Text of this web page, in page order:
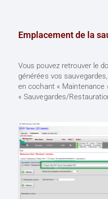
Emplacement de la
Vous pouvez retrouver le
générées vos
en cochant « Maintenance
« Sauvegardes/